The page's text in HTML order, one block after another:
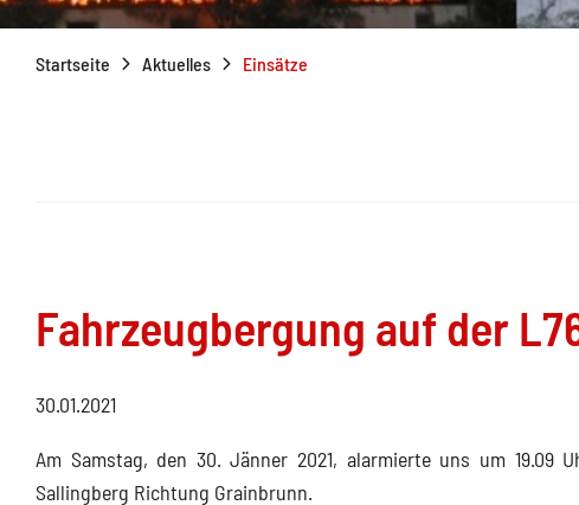
Startseite Aktuelles Einsätze
Fahrzeugbergung auf der
30.01.2021
Am Samstag, den 30. Jänner 2021, alarmierte uns um 19.09
Sallingberg Richtung Grainbrunn.